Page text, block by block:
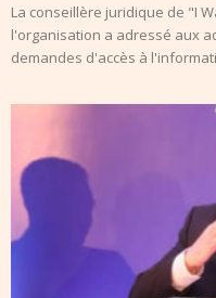
La conseillère juridique de "I
l'organisation a adressé aux
demandes d'accès à